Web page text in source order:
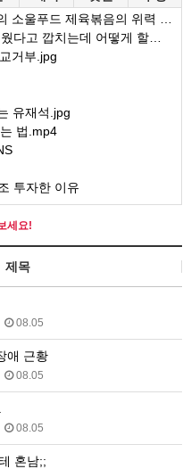
울푸드 제육볶음의 위력 ㅋㅋ
고 깝치는데 어떻게 할까요?
거부.jpg
유재석.jpg
법.mp4
투자한 이유
세요!
제목
08.05
애 근황
08.05
08.05
혼남;;